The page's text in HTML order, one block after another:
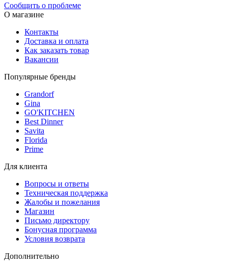
Сообщить о проблеме
О магазине
Контакты
Доставка и оплата
Как заказать товар
Вакансии
Популярные бренды
Grandorf
Gina
GO'KITCHEN
Best Dinner
Savita
Florida
Prime
Для клиента
Вопросы и ответы
Техническая поддержка
Жалобы и пожелания
Магазин
Письмо директору
Бонусная программа
Условия возврата
Дополнительно